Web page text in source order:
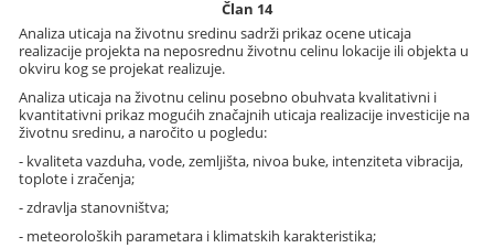
Član 14
Analiza uticaja na životnu sredinu sadrži prikaz ocene uticaja
realizacije projekta na neposrednu životnu celinu lokacije ili objekta u
okviru kog se projekat realizuje.
Analiza uticaja na životnu celinu posebno obuhvata kvalitativni i
kvantitativni prikaz mogućih značajnih uticaja realizacije investicije na
životnu sredinu, a naročito u pogledu:
- kvaliteta vazduha, vode, zemljišta, nivoa buke, intenziteta vibracija,
toplote i zračenja;
- zdravlja stanovništva;
- meteoroloških parametara i klimatskih karakteristika;